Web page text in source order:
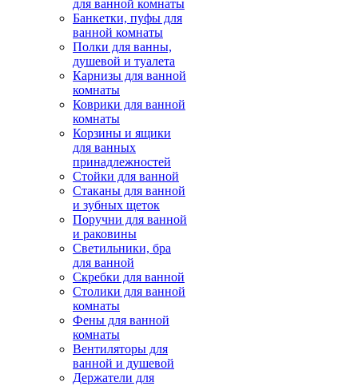
для ванной комнаты
Банкетки, пуфы для
ванной комнаты
Полки для ванны,
душевой и туалета
Карнизы для ванной
комнаты
Коврики для ванной
комнаты
Корзины и ящики
для ванных
принадлежностей
Стойки для ванной
Стаканы для ванной
и зубных щеток
Поручни для ванной
и раковины
Светильники, бра
для ванной
Скребки для ванной
Столики для ванной
комнаты
Фены для ванной
комнаты
Вентиляторы для
ванной и душевой
Держатели для